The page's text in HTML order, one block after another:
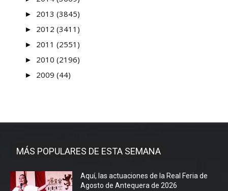
► 2013 (3845)
► 2012 (3411)
► 2011 (2551)
► 2010 (2196)
► 2009 (44)
MÁS POPULARES DE ESTA SEMANA
Aquí, las actuaciones de la Real Feria de
Agosto de Antequera de 2026